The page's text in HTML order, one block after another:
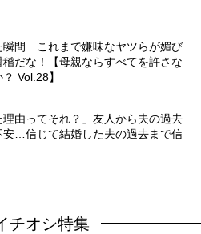
瞬間…これまで嫌味なヤツらが媚び
だな！【母親ならすべてを許さな
Vol.28】
理由ってそれ？」友人から夫の過去
安…信じて結婚した夫の過去まで信
チオシ特集